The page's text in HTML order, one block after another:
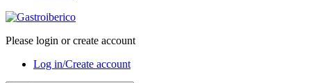
Please login or create account
Log in/Create account